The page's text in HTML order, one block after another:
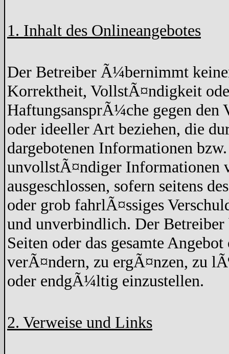
1. Inhalt des Onlineangebotes
Der Betreiber Ã¼bernimmt
Korrektheit, VollstÃ¤ndigkeit
HaftungsansprÃ¼che gegen den
oder ideeller Art beziehen, die
dargebotenen Informationen
unvollstÃ¤ndiger Informationen
ausgeschlossen, sofern seitens
oder grob fahrlÃ¤ssiges
und unverbindlich. Der
Seiten oder das gesamte
verÃ¤ndern, zu ergÃ¤nzen, zu
oder endgÃ¼ltig einzustellen.
2. Verweise und Links